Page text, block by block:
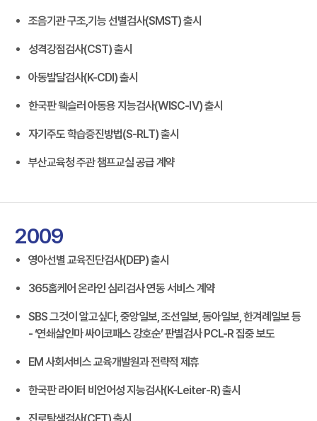
조음기관 구조,기능 선별검사(SMST) 출시
성격강점검사(CST) 출시
아동발달검사(K-CDI) 출시
한국판 웩슬러 아동용 지능검사(WISC-Ⅳ) 출시
자기주도 학습증진방법(S-RLT) 출시
부산교육청 주관 챔프교실 공급 계약
2009
영아선별 교육진단검사(DEP) 출시
365홈케어 온라인 심리검사 연동 서비스 계약
SBS 그것이 알고싶다, 중앙일보, 조선일보, 동아일보, 한겨례일보 등
- ‘연쇄살인마 싸이코패스 강호순’ 판별검사 PCL-R 집중 보도
EM 사회서비스 교육개발원과 전략적 제휴
한국판 라이터 비언어성 지능검사(K-Leiter-R) 출시